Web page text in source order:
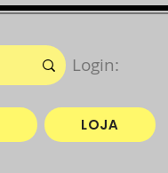
LOJA
Login: